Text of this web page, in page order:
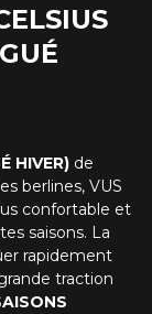
HIVER)de
berlines, VUS
confortable et
saisons. La
rapidement
traction